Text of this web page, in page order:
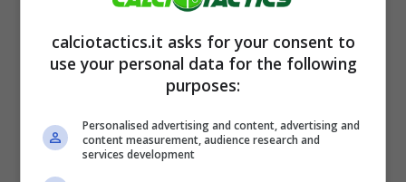
calciotactics.it asks for your consent to
use your personal data for the following
purposes:
Personalised advertising and content, advertising and
content measurement, audience research and
services development